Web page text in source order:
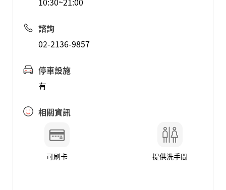
諮詢
02-2136-9857
停車設施
有
相關資訊
可刷卡 提供洗手間